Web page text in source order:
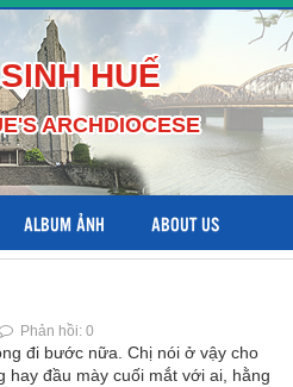
HUẾ
ARCHDIOCESE
ALBUM ẢNH ABOUT US
Phản hồi: 0
đi bước nữa. Chị nói ở vậy cho
đầu mày cuối mắt với ai, hằng